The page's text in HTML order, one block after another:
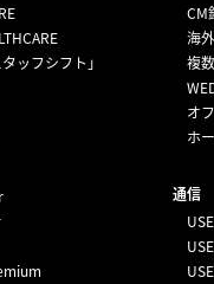
ッフシフト」
CM
海
複
オ
ホ
通信